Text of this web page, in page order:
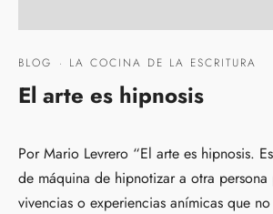
BLOG · LA COCINA DE LA ESCRITURA
El arte es hipnosis
Por Mario Levrero “El arte es hipnosis.
de máquina de hipnotizar a otra persona
vivencias o experiencias anímicas que